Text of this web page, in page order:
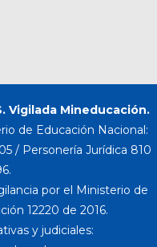
Vigilada Mineducación.
de Educación Nacional:
/ Personería Jurídica 810
por el Ministerio de
12220 de 2016.
y judiciales: